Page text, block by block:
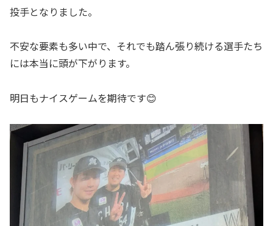
投手となりました。
不安な要素も多い中で、それでも踏ん張り続ける選手たち
には本当に頭が下がります。
明日もナイスゲームを期待です😊